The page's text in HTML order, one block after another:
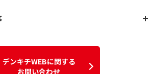
デンキチWEBに関する
お問い合わせ